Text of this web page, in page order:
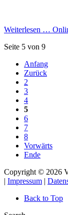
Weiterlesen …
Seite 5 von 9
Anfang
Zurück
2
3
4
5
6
7
8
Vorwärts
Ende
Copyright © 2026
| Impressum |
Back to Top